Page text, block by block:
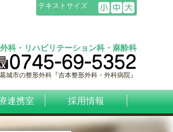
科・リハビリテーション科・麻酔科
葛城市の整形外科『吉本整形外科・外科病院』
テキストサイズ
連携室 採用情報